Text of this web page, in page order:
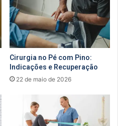
Cirurgia no Pé com Pino:
Indicações e Recuperação
22 de maio de 2026